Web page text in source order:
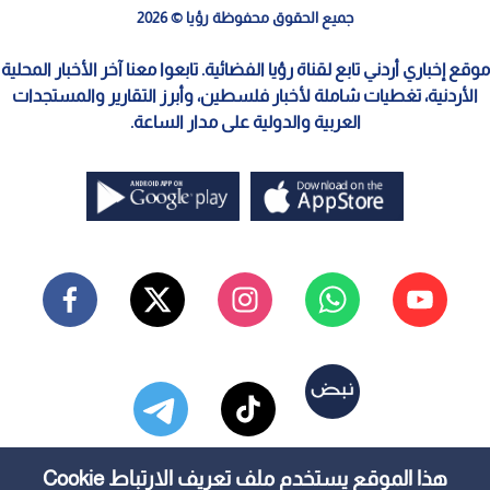
هذا الموقع يستخدم ملف تعريف الارتباط Cookie
جميع الحقوق محفوظة رؤيا © 2026
موقع إخباري أردني تابع لقناة رؤيا الفضائية. تابعوا معنا آخر الأخبار المحلية
الأردنية، تغطيات شاملة لأخبار فلسطين، وأبرز التقارير والمستجدات
العربية والدولية على مدار الساعة.